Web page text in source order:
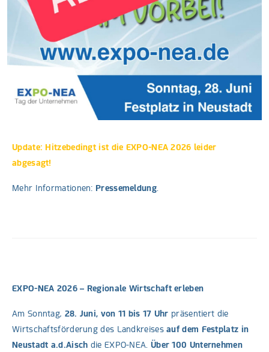
Update: Hitzebedingt ist die EXPO-NEA 2026 leider
abgesagt!
Mehr Informationen: Pressemeldung.
EXPO-NEA 2026 – Regionale Wirtschaft erleben
Am Sonntag, 28. Juni, von 11 bis 17 Uhr präsentiert die
Wirtschaftsförderung des Landkreisesauf dem Festplatz in
Neustadt a.d.Aisch die EXPO-NEA. Über 100 Unternehmen